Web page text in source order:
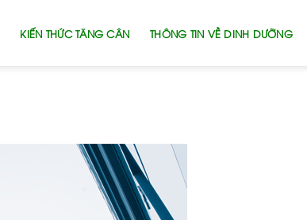
KIẾN THỨC TĂNG CÂN THÔNG TIN VỀ DINH DƯỠNG